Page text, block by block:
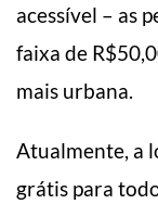
acessível – as
faixa de
mais urbana.
Atualmente, a
grátis para